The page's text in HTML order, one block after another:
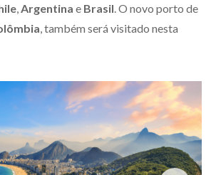
Argentina e Brasil . O novo porto de
, também será visitado nesta